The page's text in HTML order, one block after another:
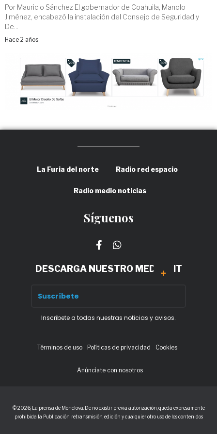
Por Mauricio Sánchez El gobernador de Coahuila, Manolo
Jiménez, encabezó la instalación del Consejo de Seguridad y
De...
Hace 2 años
La Furia del norte Radio red espacio
Radio medio noticias
Síguenos
DESCARGA NUESTRO MEDIA KIT
Inscribete a todas nuestras noticias y avisos.
Términos de uso Políticas de privacidad Cookies
Anúnciate con nosotros
© 2026, La prensa de Monclova. De no existir previa autorización, queda expresamente
prohibida la Publicación, retransmisión, edición y cualquier otro uso de los contenidos